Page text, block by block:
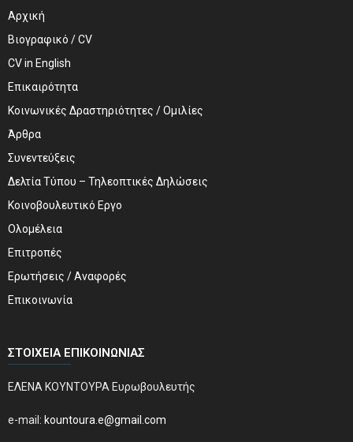
Αρχική
Βιογραφικό / CV
CV in English
Επικαιρότητα
Κοινωνικές Δραστηριότητες / Ομιλίες
Άρθρα
Συνεντεύξεις
Δελτία Τύπου – Τηλεοπτικές Δηλώσεις
Κοινοβουλευτικό Εργο
Ολομέλεια
Επιτροπές
Ερωτήσεις / Αναφορές
Επικοινωνία
ΣΤΟΙΧΕΊΑ ΕΠΙΚΟΙΝΩΝΊΑΣ
ΕΛΕΝΑ ΚΟΥΝΤΟΥΡΑ Ευρωβουλευτής
e-mail: kountoura.e@gmail.com